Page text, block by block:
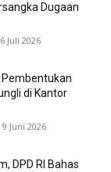
Dugaan
Juli 2026
Pembentukan
di Kantor
9 Juni 2026
DPD RI Bahas